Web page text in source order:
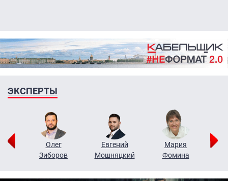
ЭКСПЕРТЫ
Олег
Зиборов
Евгений
Мошняцкий
Мария
Фомина